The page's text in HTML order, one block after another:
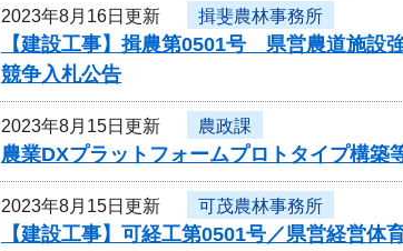
2023年8月16日更新 揖斐農林事務所
【建設工事】揖農第0501号 県営農道施
競争入札公告
2023年8月15日更新 農政課
農業DXプラットフォームプロトタイプ構築
2023年8月15日更新 可茂農林事務所
【建設工事】可経工第0501号／県営経営